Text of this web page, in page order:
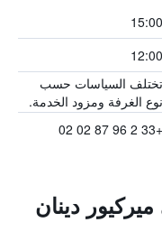
15:00
12:00
تختلف السياسات حسب
نوع الغرفة ومزود الخدمة.
+33 2 96 87 02 02
دينان